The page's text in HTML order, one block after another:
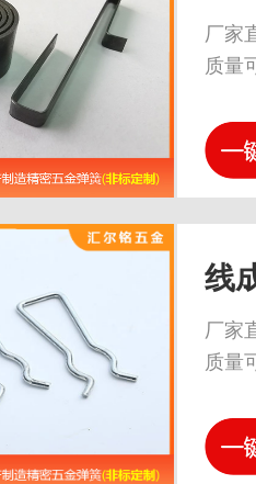
厂家
质量
线
厂家
质量